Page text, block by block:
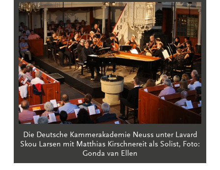
Die Deutsche Kammerakademie Neuss unter Lavard
Skou Larsen mit Matthias Kirschnereit als Solist, Foto:
Gonda van Ellen